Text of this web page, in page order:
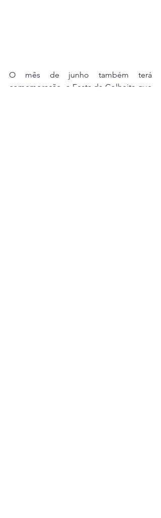
O mês de junho também terá
comemoração, a Festa da Colheita que